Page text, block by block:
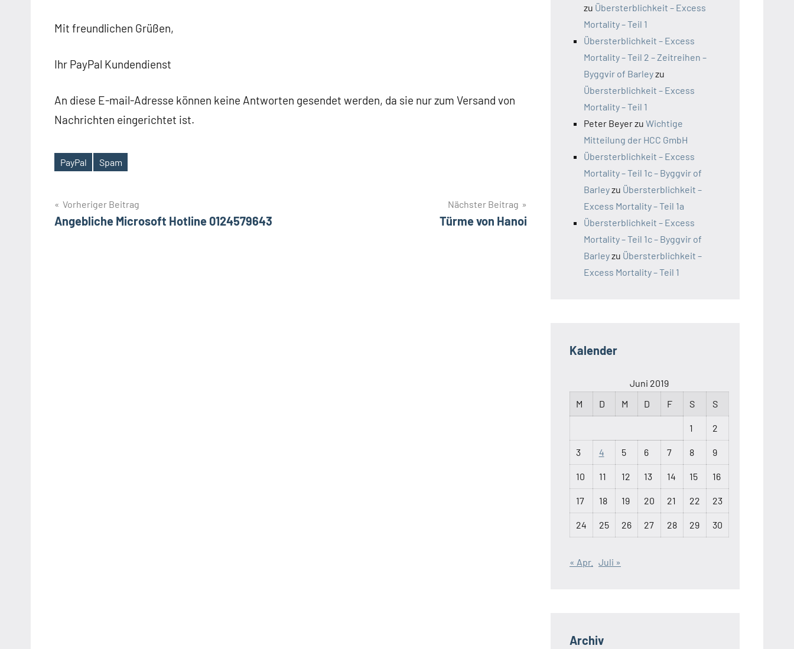
Mit freundlichen Grüßen,
Ihr PayPal Kundendienst
An diese E-mail-Adresse können keine Antworten gesendet werden, da sie nur zum Versand von
Nachrichten eingerichtet ist.
Schlagwörter
PayPal Spam
Beitragsnavigation
Vorheriger Beitrag
Angebliche Microsoft Hotline 0124579643
Nächster Beitrag
Türme von Hanoi
zu Übersterblichkeit – Excess
Mortality – Teil 1
Übersterblichkeit – Excess
Mortality – Teil 2 – Zeitreihen –
Byggvir of Barleyzu
Übersterblichkeit – Excess
Mortality – Teil 1
Peter Beyerzu Wichtige
Mitteilung der HCC GmbH
Übersterblichkeit – Excess
Mortality – Teil 1c – Byggvir of
Barleyzu Übersterblichkeit –
Excess Mortality – Teil 1a
Übersterblichkeit – Excess
Mortality – Teil 1c – Byggvir of
Barleyzu Übersterblichkeit –
Excess Mortality – Teil 1
Kalender
Juni 2019
M
D M D F S S
1 2
3 4 5 6 7 8 9
10 11 12 13 14 15 16
17 18 19 20 21 22 23
24 25 26 27 28 29 30
« Apr. Juli »
Archiv